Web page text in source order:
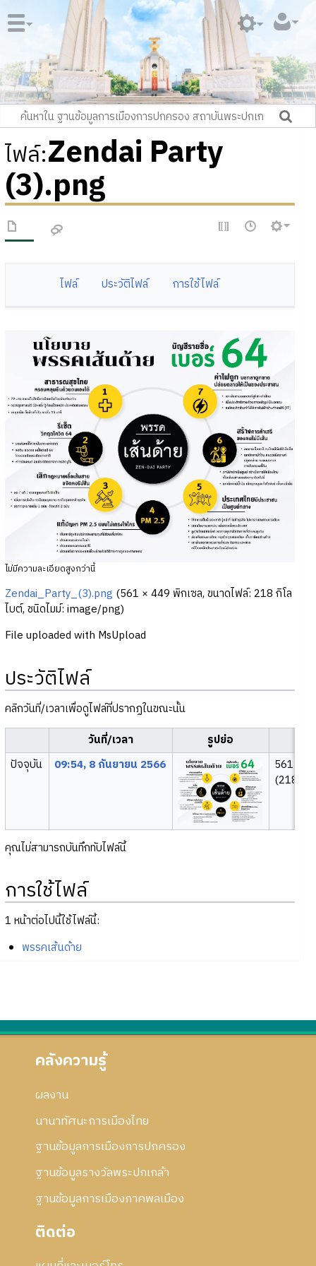
ไฟล์:Zendai Party
(3).png
ไฟล์ ประวัติไฟล์ การใช้ไฟล์
ไม่มีความละเอียดสูงกว่านี้
Zendai_Party_(3).png (561 × 449 พิกเซล, ขนาดไฟล์: 218 กิโล
ไบต์, ชนิดไมม์: image/png)
File uploaded with MsUpload
ประวัติไฟล์
คลิกวันที่/เวลาเพื่อดูไฟล์ที่ปรากฏในขณะนั้น
วันที่/เวลา
รูปย่อ
ปัจจุบัน
09:54, 8 กันยายน 2566
561 ×
(218 กิโ
คุณไม่สามารถบันทึกทับไฟล์นี้
การใช้ไฟล์
1 หน้าต่อไปนี้ใช้ไฟล์นี้:
พรรคเส้นด้าย
คลังความรู้
ผลงาน
นานาทัศนะการเมืองไทย
ฐานข้อมูลการเมืองการปกครอง
ฐานข้อมูลรางวัลพระปกเกล้า
ฐานข้อมูลการเมืองภาคพลเมือง
ติดต่อ